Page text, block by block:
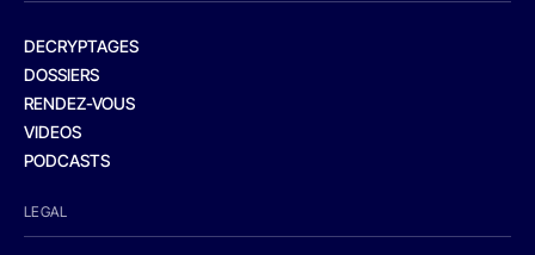
DECRYPTAGES
DOSSIERS
RENDEZ-VOUS
VIDEOS
PODCASTS
LEGAL